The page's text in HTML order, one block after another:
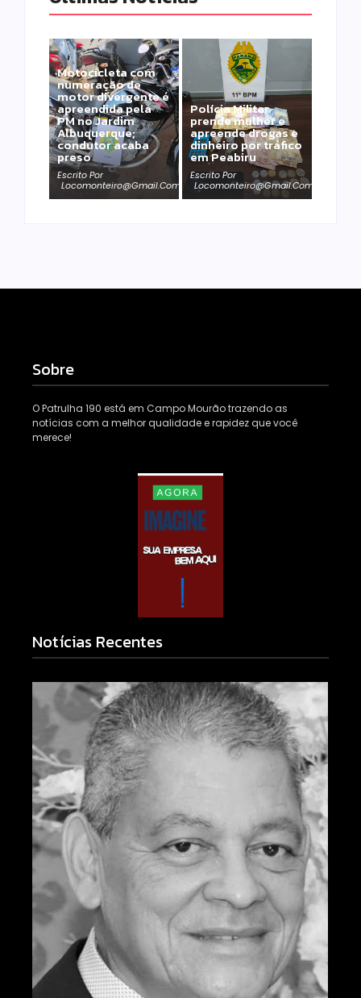
Motocicleta com
numeração de
motor divergente é
apreendida pela
PM no Jardim
Albuquerque;
condutor acaba
preso
Escrito Por
Locomonteiro@gmail.com
Polícia Militar
prende mulher e
apreende drogas e
dinheiro por tráfico
em Peabiru
Escrito Por
Locomonteiro@gmail.com
Sobre
O Patrulha 190 está em Campo Mourão trazendo as
notícias com a melhor qualidade e rapidez que você
merece!
Notícias Recentes